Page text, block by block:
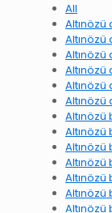
All
Altınözü
Altınözü
Altınözü
Altınözü
Altınözü
Altınözü
Altınözü
Altınözü
Altınözü
Altınözü
Altınözü